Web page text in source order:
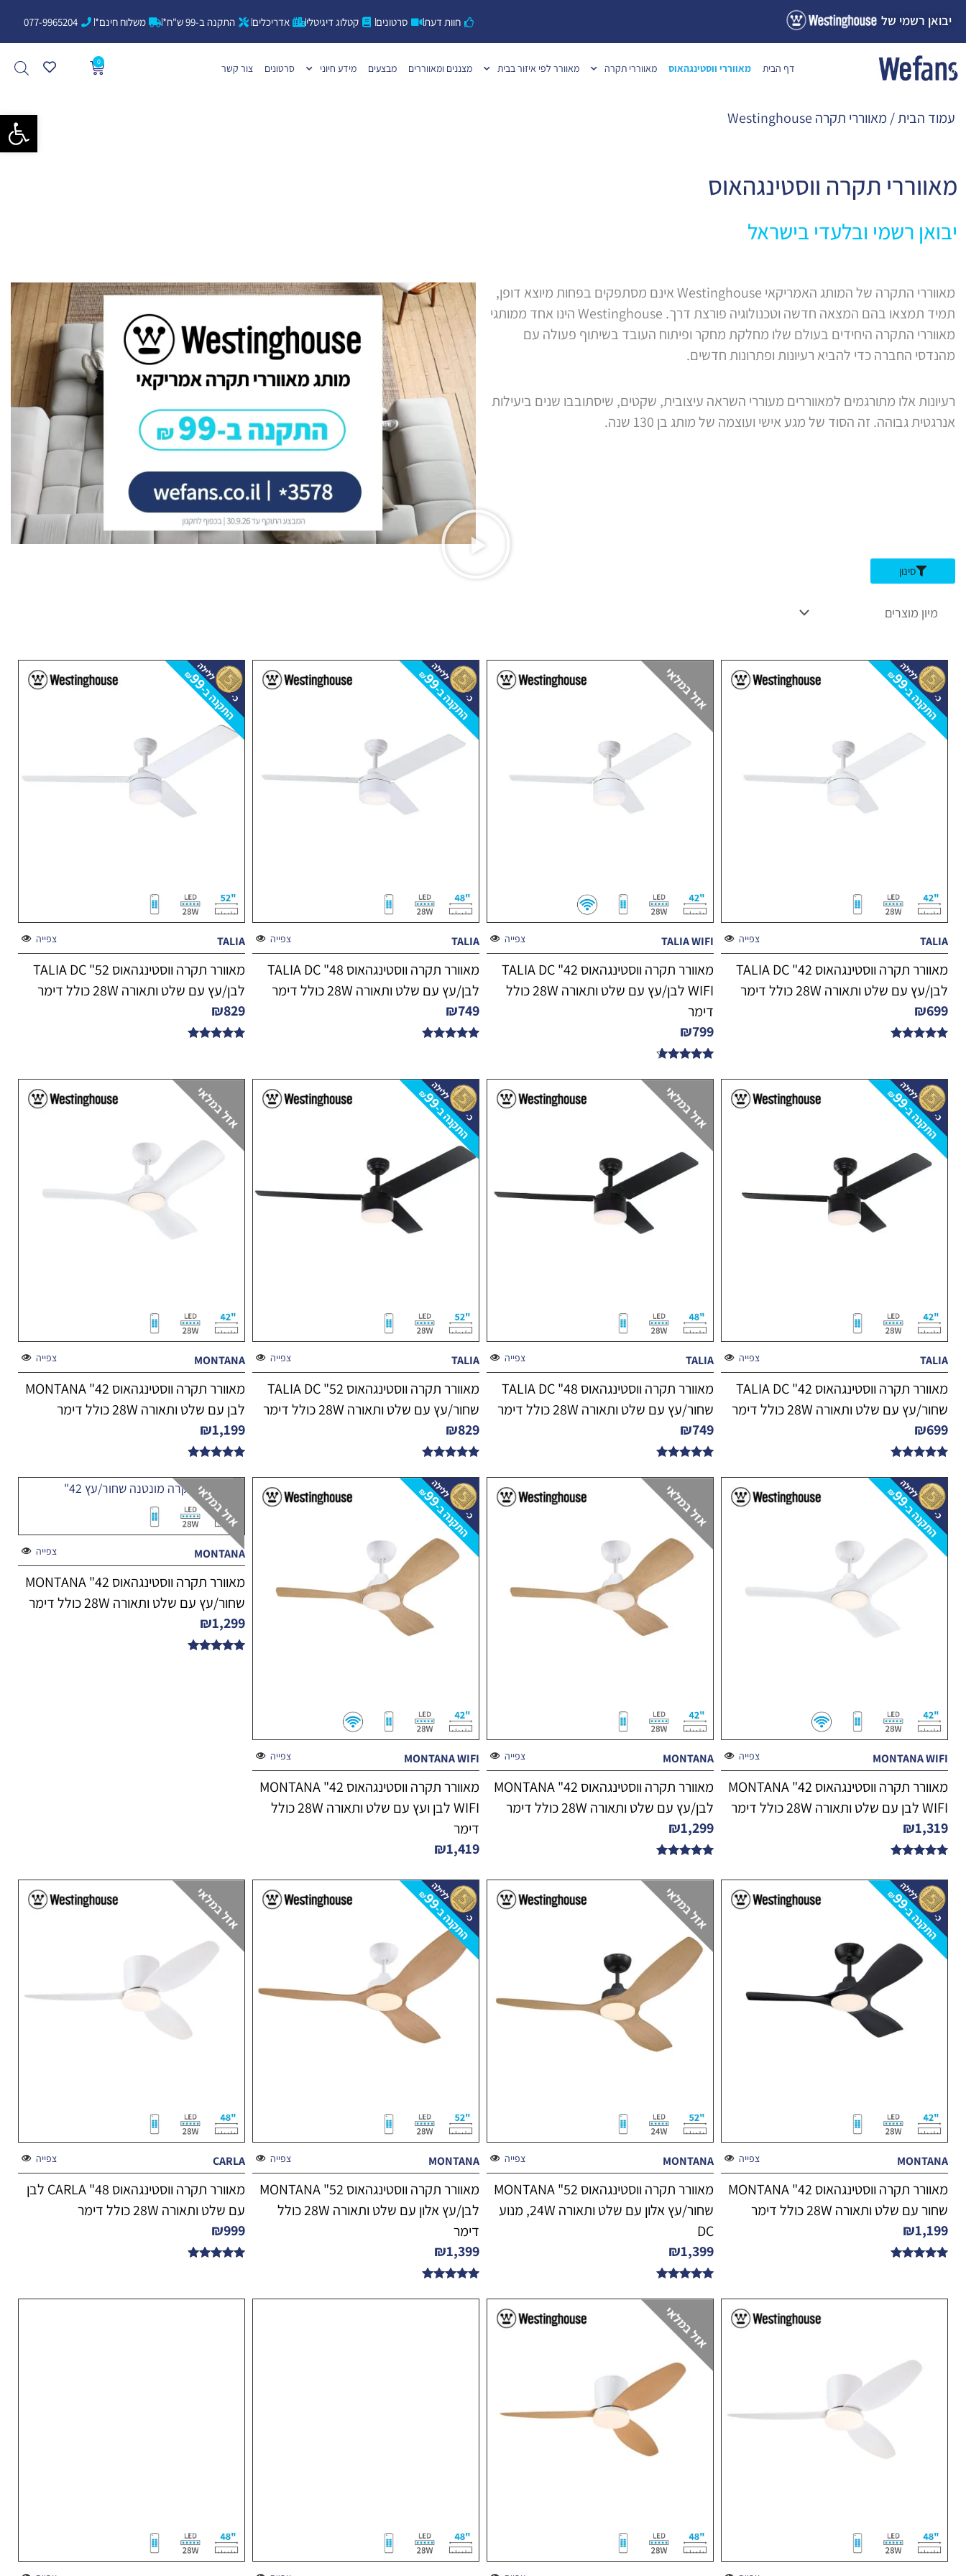
פתח
לתוכן
יבואן רשמי של חוות דעת סרטונים קטלוג דיגיטלי אדריכלים התקנה ב-99 ש"ח* משלוח חינם* 077-9965204
דף הבית מאווררי ווסטינגהאוס מאווררי תקרה מאוורר לפי איזור בבית מצננים ומאווררים מבצעים מידע חיוני סרטונים צור קשר
0
עגלת
קניות
עמוד הבית/ מאווררי תקרה Westinghouse
מאווררי תקרה ווסטינגהאוס
יבואן רשמי ובלעדי בישראל
מאווררי התקרה של המותג האמריקאי Westinghouse אינם מסתפקים בפחות מיוצא דופן,
תמיד תמצאו בהם המצאה חדשה וטכנולוגיה פורצת דרך. Westinghouse הינו אחד ממותגי
מאווררי התקרה היחידים בעולם שלו מחלקת מחקר ופיתוח העובד בשיתוף פעולה עם
מהנדסי החברה כדי להביא רעיונות ופתרונות חדשים.
רעיונות אלו מתורגמים למאווררים מעוררי השראה עיצובית, שקטים, שיסתובבו שנים ביעילות
אנרגטית גבוהה. זה הסוד של מגע אישי ועוצמה של מותג בן 130 שנה.
סינון
צפייה TALIA
מאוורר תקרה ווסטינגהאוס 42" TALIA DC
לבן/עץ עם שלט ותאורה 28W כולל דימר
₪699
צפייה TALIA WIFI
מאוורר תקרה ווסטינגהאוס 42" TALIA DC
WIFI לבן/עץ עם שלט ותאורה 28W כולל
דימר
₪799
4.50
צפייה TALIA
מאוורר תקרה ווסטינגהאוס 48" TALIA DC
לבן/עץ עם שלט ותאורה 28W כולל דימר
₪749
צפייה TALIA
מאוורר תקרה ווסטינגהאוס 52" TALIA DC
לבן/עץ עם שלט ותאורה 28W כולל דימר
₪829
צפייה TALIA
מאוורר תקרה ווסטינגהאוס 42" TALIA DC
שחור/עץ עם שלט ותאורה 28W כולל דימר
₪699
5.00
מתוך 5
צפייה TALIA
מאוורר תקרה ווסטינגהאוס 48" TALIA DC
שחור/עץ עם שלט ותאורה 28W כולל דימר
₪749
5.00
צפייה TALIA
מאוורר תקרה ווסטינגהאוס 52" TALIA DC
שחור/עץ עם שלט ותאורה 28W כולל דימר
₪829
5.00
מתוך 5
צפייה MONTANA
מאוורר תקרה ווסטינגהאוס 42" MONTANA
לבן עם שלט ותאורה 28W כולל דימר
₪1,199
4.75
צפייה MONTANA WIFI
מאוורר תקרה ווסטינגהאוס 42" MONTANA
WIFI לבן עם שלט ותאורה 28W כולל דימר
₪1,319
5.00
מתוך 5
צפייה MONTANA
מאוורר תקרה ווסטינגהאוס 42" MONTANA
לבן/עץ עם שלט ותאורה 28W כולל דימר
₪1,299
5.00
צפייה MONTANA WIFI
מאוורר תקרה ווסטינגהאוס 42" MONTANA
WIFI לבן ועץ עם שלט ותאורה 28W כולל
דימר
₪1,419
צפייה MONTANA
מאוורר תקרה ווסטינגהאוס 42" MONTANA
שחור/עץ עם שלט ותאורה 28W כולל דימר
₪1,299
צפייה MONTANA
מאוורר תקרה ווסטינגהאוס 42" MONTANA
שחור עם שלט ותאורה 28W כולל דימר
₪1,199
צפייה MONTANA
מאוורר תקרה ווסטינגהאוס 52" MONTANA
שחור/עץ אלון עם שלט ותאורה 24W, מנוע
DC
₪1,399
5.00
צפייה MONTANA
מאוורר תקרה ווסטינגהאוס 52" MONTANA
לבן/עץ אלון עם שלט ותאורה 28W כולל
דימר
₪1,399
4.89
צפייה CARLA
מאוורר תקרה ווסטינגהאוס 48" CARLA לבן
עם שלט ותאורה 28W כולל דימר
₪999